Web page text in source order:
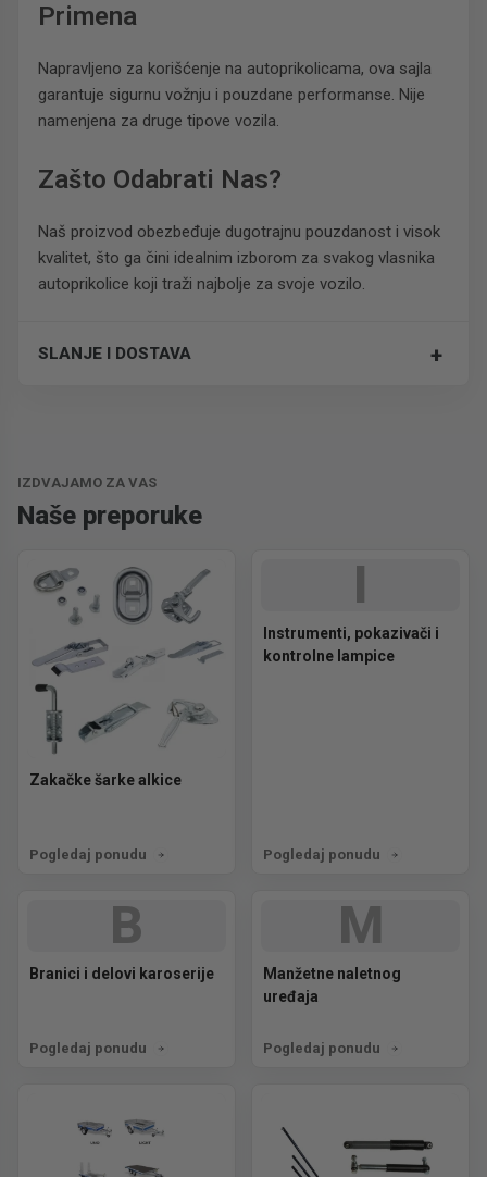
Primena
Napravljeno za korišćenje na autoprikolicama, ova sajla
garantuje sigurnu vožnju i pouzdane performanse. Nije
namenjena za druge tipove vozila.
Zašto Odabrati Nas?
Naš proizvod obezbeđuje dugotrajnu pouzdanost i visok
kvalitet, što ga čini idealnim izborom za svakog vlasnika
autoprikolice koji traži najbolje za svoje vozilo.
SLANJE I DOSTAVA +
IZDVAJAMO ZA VAS
Naše preporuke
Zakačke šarke alkice
Pogledaj ponudu
I
Instrumenti, pokazivači i
kontrolne lampice
Pogledaj ponudu
B
Branici i delovi karoserije
Pogledaj ponudu
M
Manžetne naletnog
uređaja
Pogledaj ponudu